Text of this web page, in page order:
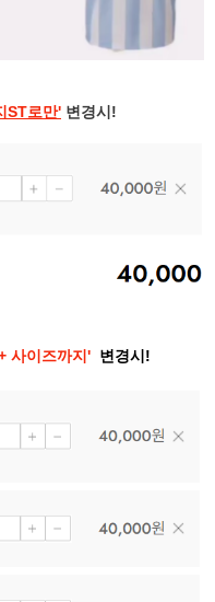
ST로만' 변경시!
사이즈까지' 변경시!